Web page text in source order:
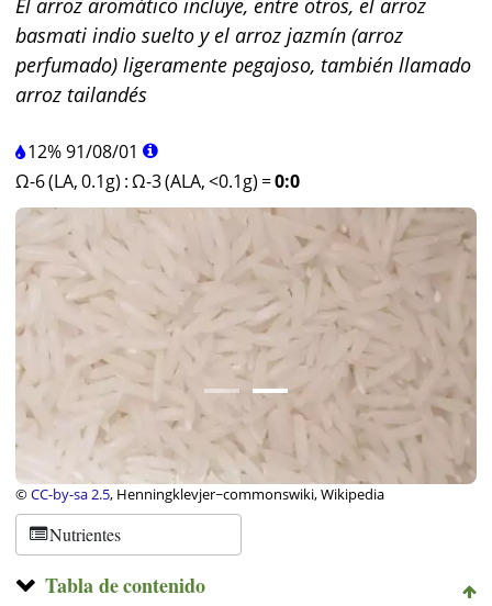
El arroz aromático incluye, entre otros, el arroz
basmati indio suelto y el arroz jazmín (arroz
perfumado) ligeramente pegajoso, también llamado
arroz tailandés
12%91/08/01
Ω-6 (LA, 0.1g) :Ω-3 (ALA, <0.1g) =0:0
©CC-by-sa 2.5, Henningklevjer~commonswiki, Wikipedia
Nutrientes
Tabla de contenido